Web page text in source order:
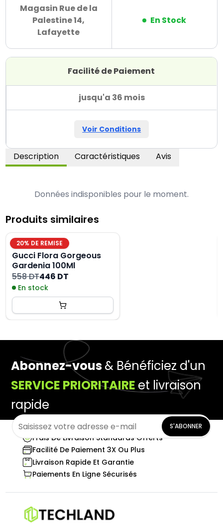
Magasin Rue de la
Palestine 14,
Lafayette
En Stock
Facilité de Paiement
jusqu'a 36 mois
Voir Conditions
Description Caractéristiques Avis
Données indisponibles pour le moment.
Produits similaires
20% DE REMISE
Gucci Flora Gorgeous
Gardenia 100Ml
558 DT446 DT
En stock
Abonnez-vous& Bénéficiez d'un
SERVICE PRIORITAIRE et livraison
rapide
S'ABONNER
Frais De Livraison Standards Offerts
Facilité De Paiement 3X Ou Plus
Livraison Rapide Et Garantie
Paiements En Ligne Sécurisés